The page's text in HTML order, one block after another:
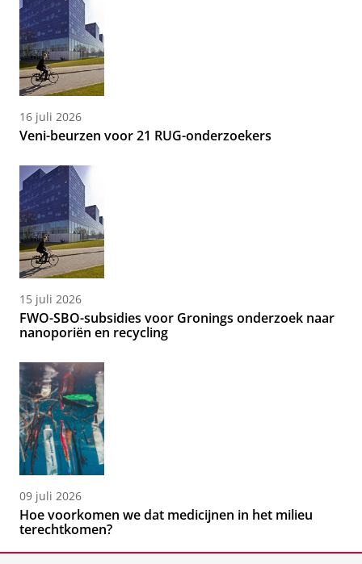
16 juli 2026
Veni-beurzen voor 21 RUG-onderzoekers
15 juli 2026
FWO-SBO-subsidies voor Gronings onderzoek naar
nanoporiën en recycling
09 juli 2026
Hoe voorkomen we dat medicijnen in het milieu
terechtkomen?